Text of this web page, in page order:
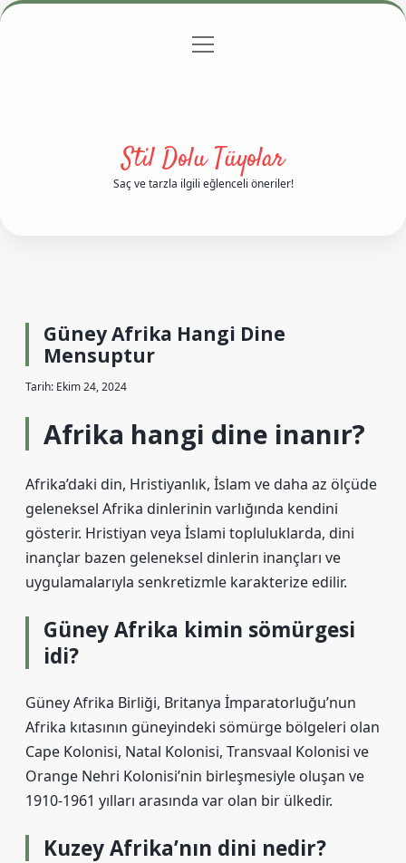
Gizlilik Politikası
menüyü
Stil Dolu Tüyolar
Saç ve tarzla ilgili eğlenceli öneriler!
Güney Afrika Hangi Dine
Mensuptur
Tarih: Ekim 24, 2024
Afrika hangi dine inanır?
Afrika’daki din, Hristiyanlık, İslam ve daha az ölçüde
geleneksel Afrika dinlerinin varlığında kendini
gösterir. Hristiyan veya İslami topluluklarda, dini
inançlar bazen geleneksel dinlerin inançları ve
uygulamalarıyla senkretizmle karakterize edilir.
Güney Afrika kimin sömürgesi
idi?
Güney Afrika Birliği, Britanya İmparatorluğu’nun
Afrika kıtasının güneyindeki sömürge bölgeleri olan
Cape Kolonisi, Natal Kolonisi, Transvaal Kolonisi ve
Orange Nehri Kolonisi’nin birleşmesiyle oluşan ve
1910-1961 yılları arasında var olan bir ülkedir.
Kuzey Afrika’nın dini nedir?